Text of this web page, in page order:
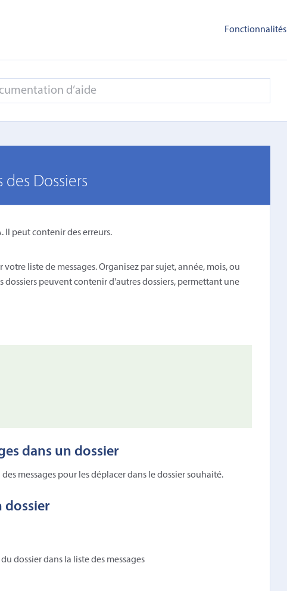
Fonctionnalités
des Dossiers
Il peut contenir des erreurs.
liste de messages. Organisez par sujet, année, mois, ou
dossiers peuvent contenir d'autres dossiers, permettant une
dans un dossier
messages pour les déplacer dans le dossier souhaité.
dossier
dossier dans la liste des messages